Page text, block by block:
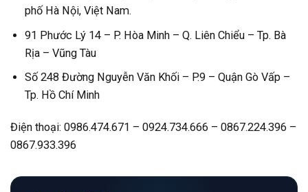
phố Hà Nội, Việt Nam.
91 Phước Lý 14 – P. Hòa Minh – Q. Liên Chiểu – Tp. Bà
Rịa – Vũng Tàu
Số 248 Đường Nguyễn Văn Khối – P.9 – Quận Gò Vấp –
Tp. Hồ Chí Minh
Điện thoại: 0986.474.671 – 0924.734.666 – 0867.224.396 –
0867.933.396